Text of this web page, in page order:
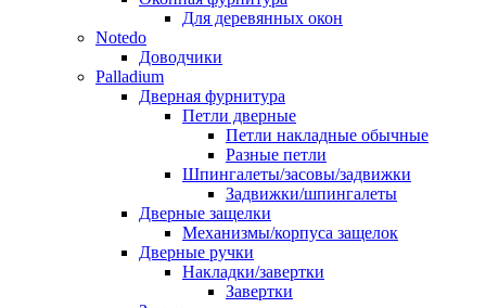
Для деревянных окон
Notedo
Доводчики
Palladium
Дверная фурнитура
Петли дверные
Петли накладные обычные
Разные петли
Шпингалеты/засовы/задвижки
Задвижки/шпингалеты
Дверные защелки
Механизмы/корпуса защелок
Дверные ручки
Накладки/завертки
Завертки